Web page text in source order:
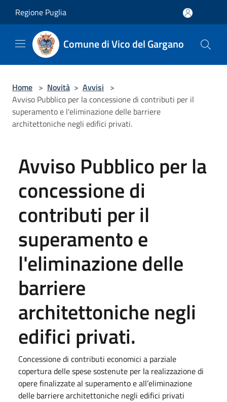
Regione Puglia
Comune di Vico del Gargano
Home > Novità > Avvisi >
Avviso Pubblico per la concessione di contributi per il
superamento e l'eliminazione delle barriere
architettoniche negli edifici privati.
Avviso Pubblico per la
concessione di
contributi per il
superamento e
l'eliminazione delle
barriere
architettoniche negli
edifici privati.
Concessione di contributi economici a parziale
copertura delle spese sostenute per la realizzazione di
opere finalizzate al superamento e all’eliminazione
delle barriere architettoniche negli edifici privati